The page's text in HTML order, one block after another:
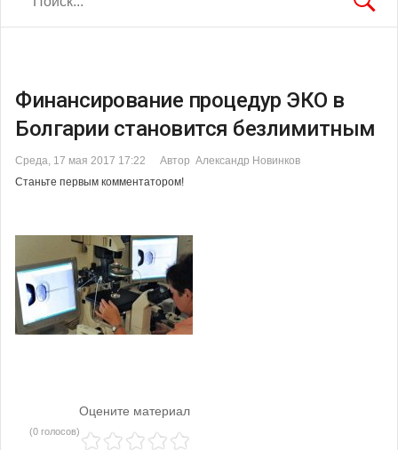
Финансирование процедур ЭКО в
Болгарии становится безлимитным
Среда, 17 мая 2017 17:22
Автор Александр Новинков
Станьте первым комментатором!
Оцените материал
(0 голосов)